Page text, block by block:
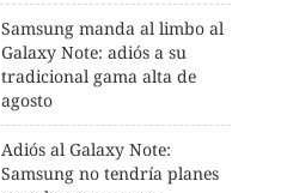
Samsung manda al limbo al
Galaxy Note: adiós a su
tradicional gama alta de
agosto
Adiós al Galaxy Note:
Samsung no tendría planes